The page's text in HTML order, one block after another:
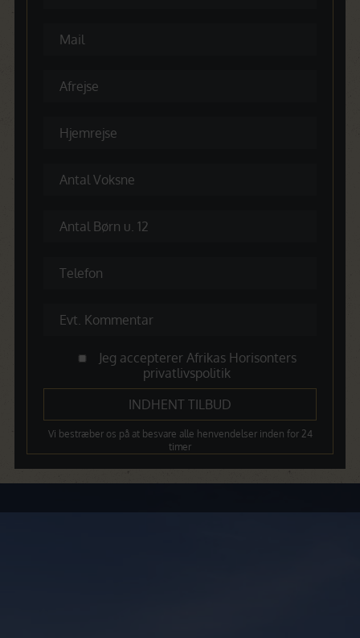
Jeg accepterer Afrikas Horisonters
privatlivspolitik
Vi bestræber os på at besvare alle henvendelser inden for 24
timer